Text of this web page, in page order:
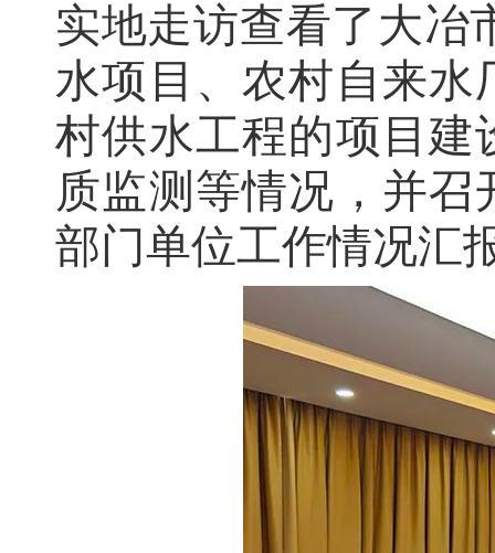
实地走访查看了大冶
水项目、农村自来水
村供水工程的项目建
质监测等情况，并
部门单位工作情况汇